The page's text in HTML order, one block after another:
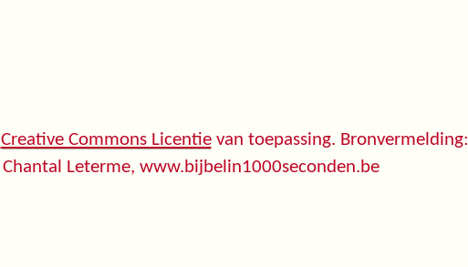
Creative Commons Licentievan toepassing. Bronvermelding:
Leterme, www.bijbelin1000seconden.be